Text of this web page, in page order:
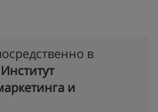
в
Институт
и